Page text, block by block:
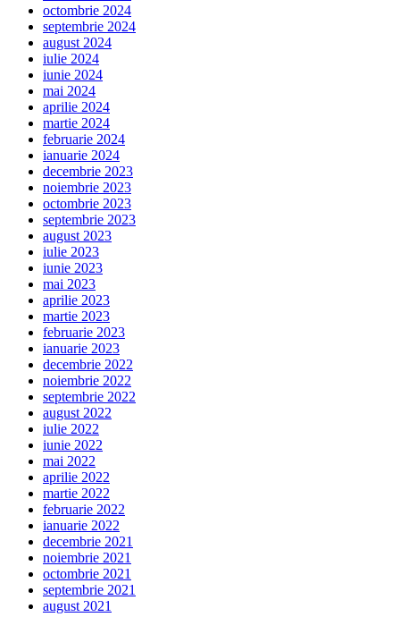
octombrie 2024
septembrie 2024
august 2024
iulie 2024
iunie 2024
mai 2024
aprilie 2024
martie 2024
februarie 2024
ianuarie 2024
decembrie 2023
noiembrie 2023
octombrie 2023
septembrie 2023
august 2023
iulie 2023
iunie 2023
mai 2023
aprilie 2023
martie 2023
februarie 2023
ianuarie 2023
decembrie 2022
noiembrie 2022
septembrie 2022
august 2022
iulie 2022
iunie 2022
mai 2022
aprilie 2022
martie 2022
februarie 2022
ianuarie 2022
decembrie 2021
noiembrie 2021
octombrie 2021
septembrie 2021
august 2021